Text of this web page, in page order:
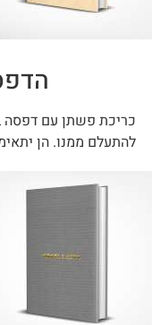
כריכת פשתן עם דפסה
להתעלם ממנו. הן